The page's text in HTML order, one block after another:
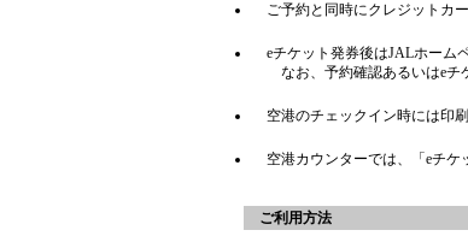
ご予約と同時にクレジットカ
eチケット発券後はJALホーム
なお、予約確認あるいはeチ
空港のチェックイン時には印
空港カウンターでは、「eチケ
ご利用方法